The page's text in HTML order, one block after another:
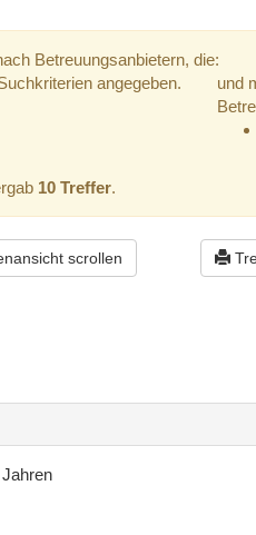
Betreuungsanbietern, die:
angegeben.
und
10 Treffer.
scrollen